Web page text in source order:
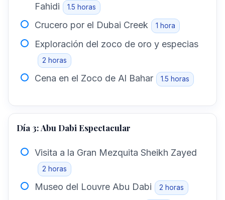
Fahidi
1.5 horas
Crucero por el Dubai Creek 1 hora
Exploración del zoco de oro y especias
2 horas
Cena en el Zoco de Al Bahar 1.5 horas
Día 3: Abu Dabi Espectacular
Visita a la Gran Mezquita Sheikh Zayed
2 horas
Museo del Louvre Abu Dabi 2 horas